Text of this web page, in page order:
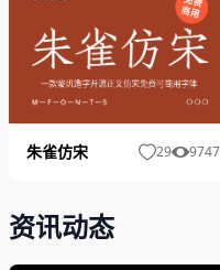
朱雀仿宋 29 9747
资讯动态